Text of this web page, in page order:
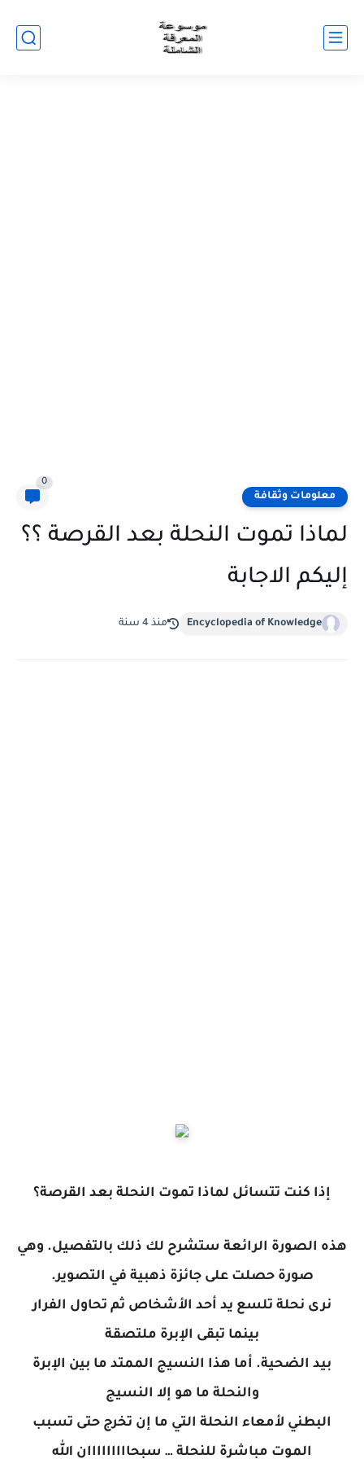
معلومات وثقافة
0
لماذا تموت النحلة بعد القرصة ؟؟
إليكم الاجابة
Encyclopedia of Knowledge منذ 4 سنة
إذا كنت تتسائل لماذا تموت النحلة بعد القرصة؟
هذه الصورة الرائعة ستشرح لك ذلك بالتفصيل. وهي
صورة حصلت على جائزة ذهبية في التصوير.
نرى نحلة تلسع يد أحد الأشخاص ثم تحاول الفرار
بينما تبقى الإبرة ملتصقة
بيد الضحية. أما هذا النسيج الممتد ما بين الإبرة
والنحلة ما هو إلا النسيج
البطني لأمعاء النحلة التي ما إن تخرج حتى تسبب
الموت مباشرة للنحلة … سبحااااااااان الله